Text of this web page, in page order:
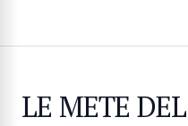
LE METE